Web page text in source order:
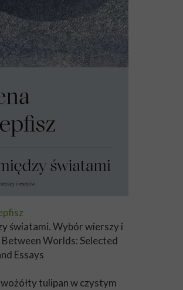
światami. Wybór wierszy i
Worlds: Selected
Essays
tulipan w czystym